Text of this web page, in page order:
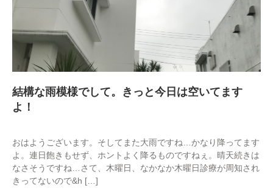
結構な雨模様でして。きっと今日は空いてます
よ！
おはようございます。そしてまた大雨ですね…かなり降ってます
よ。連日飽きもせず、ホントよく降るものですねぇ。晴天続きは
なさそうですね…さて、木曜日、なかなか木曜日診療が周知され
きってないので&h […]